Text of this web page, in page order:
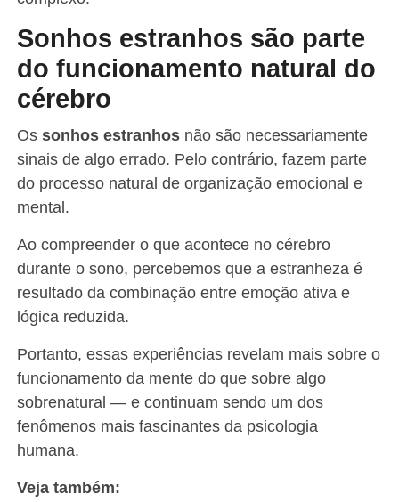
Sonhos estranhos são parte
do funcionamento natural do
cérebro
Os sonhos estranhosnão são necessariamente
sinais de algo errado. Pelo contrário, fazem parte
do processo natural de organização emocional e
mental.
Ao compreender o que acontece no cérebro
durante o sono, percebemos que a estranheza é
resultado da combinação entre emoção ativa e
lógica reduzida.
Portanto, essas experiências revelam mais sobre o
funcionamento da mente do que sobre algo
sobrenatural — e continuam sendo um dos
fenômenos mais fascinantes da psicologia
humana.
Veja também: